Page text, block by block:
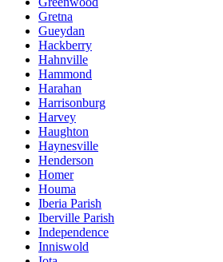
Gretna
Gueydan
Hackberry
Hahnville
Hammond
Harahan
Harrisonburg
Harvey
Haughton
Haynesville
Henderson
Homer
Houma
Iberia Parish
Iberville Parish
Independence
Inniswold